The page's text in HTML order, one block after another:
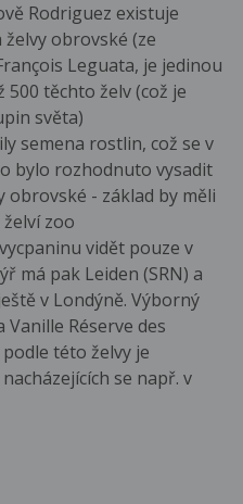
Rodriguez existuje
obrovské (ze
Leguata, je jedinou
500 těchto želv (což je
světa)
semena rostlin, což se v
bylo rozhodnuto vysadit
obrovské - základ by měli
zoo
vidět pouze v
má pak Leiden (SRN) a
v Londýně. Výborný
Réserve des
této želvy je
se např. v